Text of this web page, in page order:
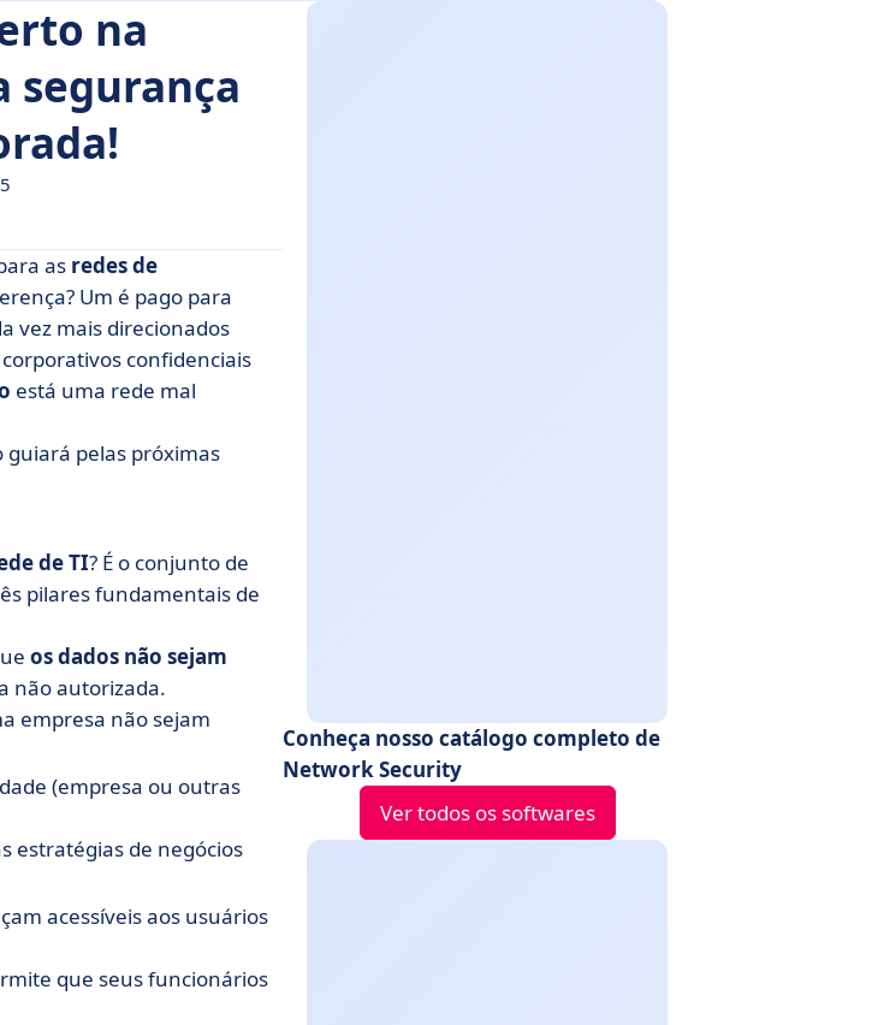
na
segurança
as redes de
Um é pago para
vez mais direcionados
corporativos confidenciais
está uma rede mal
guiará pelas próximas
de TI? É o conjunto de
pilares fundamentais de
os dados não sejam
não autorizada.
empresa não sejam
(empresa ou outras
estratégias de negócios
acessíveis aos usuários
que seus funcionários
Conheça nosso catálogo completo de
Network Security
Ver todos os softwares